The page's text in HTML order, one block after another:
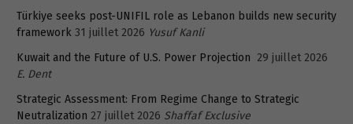
Türkiye seeks post-UNIFIL role as Lebanon builds new security
framework 31 juillet 2026 Yusuf Kanli
Kuwait and the Future of U.S. Power Projection 29 juillet 2026
E. Dent
Strategic Assessment: From Regime Change to Strategic
Neutralization 27 juillet 2026 Shaffaf Exclusive